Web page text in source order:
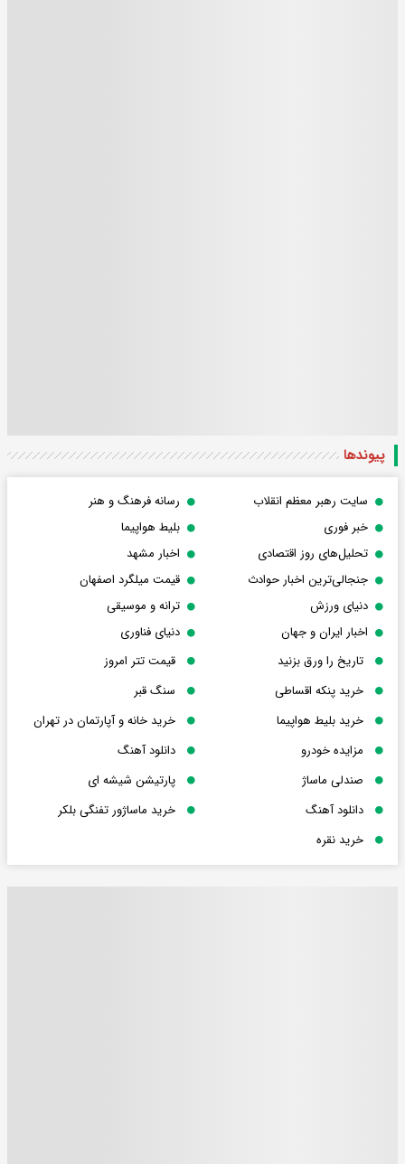
پیوندها
سایت رهبر معظم انقلاب
رسانه فرهنگ و هنر
خبر فوری
بلیط هواپیما
تحلیل‌های روز اقتصادی
اخبار مشهد
جنجالی‌ترین اخبار حوادث
قیمت میلگرد اصفهان
دنیای ورزش
ترانه و موسیقی
اخبار ایران و جهان
دنیای فناوری
تاریخ را ورق بزنید
قیمت تتر امروز
خرید پنکه اقساطی
سنگ قبر
خرید بلیط هواپیما
خرید خانه و آپارتمان در تهران
مزایده خودرو
دانلود آهنگ
صندلی ماساژ
پارتیشن شیشه ای
دانلود آهنگ
خرید ماساژور تفنگی بلکر
خرید نقره